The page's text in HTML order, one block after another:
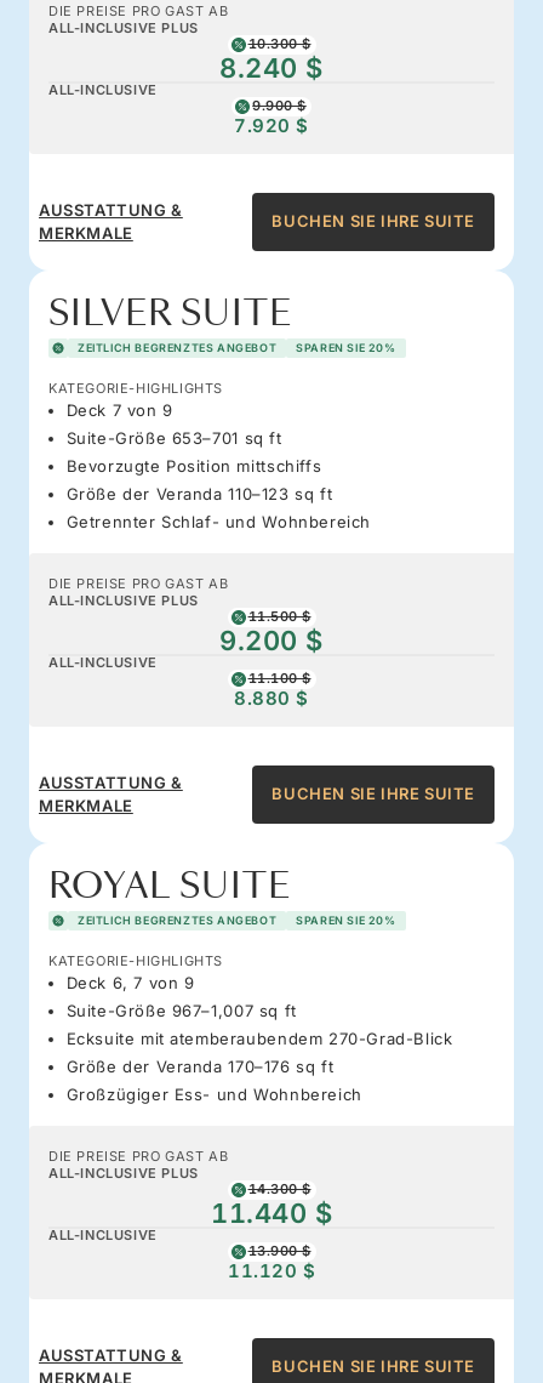
DIE PREISE PRO GAST AB
ALL-INCLUSIVE PLUS
10.300 $
8.240 $
ALL-INCLUSIVE
9.900 $
7.920 $
AUSSTATTUNG &
MERKMALE
BUCHEN SIE IHRE SUITE
SILVER SUITE
ZEITLICH BEGRENZTES ANGEBOT SPAREN SIE 20%
KATEGORIE-HIGHLIGHTS
Deck 7 von 9
Suite-Größe 653–701 sq ft
Bevorzugte Position mittschiffs
Größe der Veranda 110–123 sq ft
Getrennter Schlaf- und Wohnbereich
DIE PREISE PRO GAST AB
ALL-INCLUSIVE PLUS
11.500 $
9.200 $
ALL-INCLUSIVE
11.100 $
8.880 $
AUSSTATTUNG &
MERKMALE
BUCHEN SIE IHRE SUITE
ROYAL SUITE
ZEITLICH BEGRENZTES ANGEBOT SPAREN SIE 20%
KATEGORIE-HIGHLIGHTS
Deck 6, 7 von 9
Suite-Größe 967–1,007 sq ft
Ecksuite mit atemberaubendem 270-Grad-Blick
Größe der Veranda 170–176 sq ft
Großzügiger Ess- und Wohnbereich
DIE PREISE PRO GAST AB
ALL-INCLUSIVE PLUS
14.300 $
11.440 $
ALL-INCLUSIVE
13.900 $
11.120 $
AUSSTATTUNG &
MERKMALE
BUCHEN SIE IHRE SUITE